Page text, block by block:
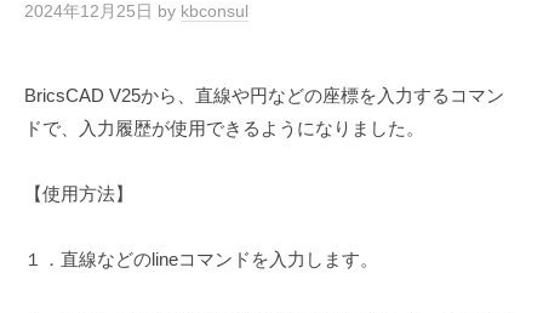
2024年12月25日 by kbconsul
BricsCAD V25から、直線や円などの座標を入力するコマン
ドで、入力履歴が使用できるようになりました。
【使用方法】
１．直線などのlineコマンドを入力します。